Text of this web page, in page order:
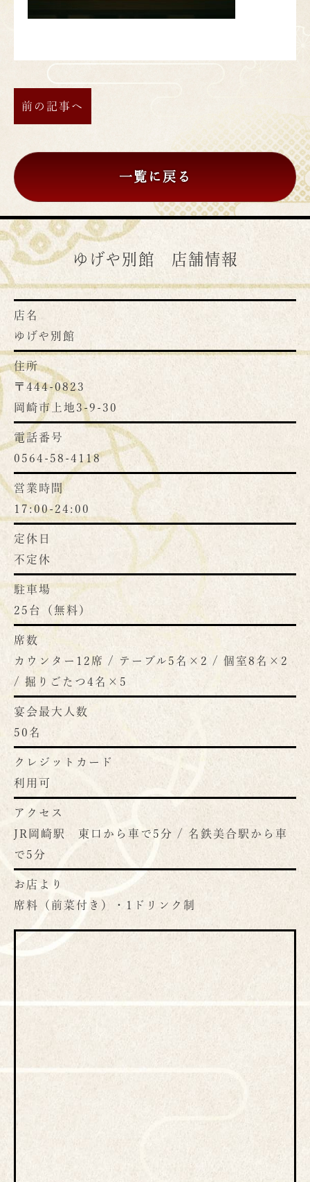
前の記事へ
一覧に戻る
ゆげや別館 店舗情報
店名
ゆげや別館
住所
〒444-0823
岡崎市上地3-9-30
電話番号
0564-58-4118
営業時間
17:00-24:00
定休日
不定休
駐車場
25台（無料）
席数
カウンター12席 / テーブル5名×2 / 個室8名×2
/ 掘りごたつ4名×5
宴会最大人数
50名
クレジットカード
利用可
アクセス
JR岡崎駅 東口から車で5分 / 名鉄美合駅から車
で5分
お店より
席料（前菜付き）・1ドリンク制